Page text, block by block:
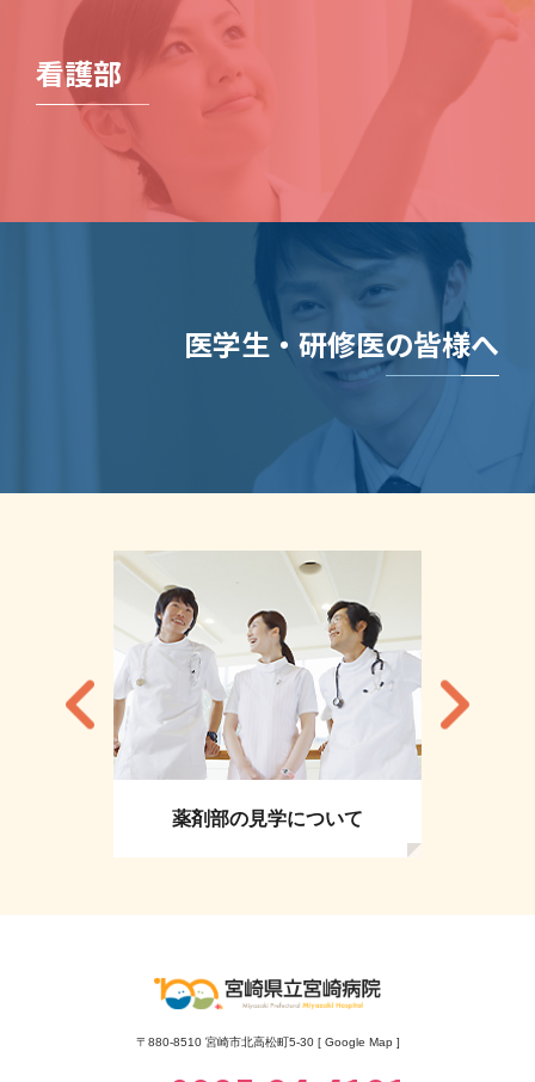
看護部
医学生・研修医の皆様へ
薬剤部の見学について
〒880-8510 宮崎市北高松町5-30 [ Google Map]